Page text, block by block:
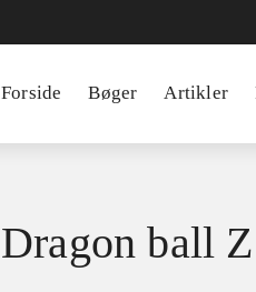
Forside Bøger Artikler
Dragon ball